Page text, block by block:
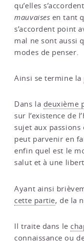
qu’elles
mauvaises en tant
s’accordent point
mal ne sont aussi
modes de penser.
Ainsi se termine la
Dans la deuxième
sur l’existence de
sujet aux passions
peut parvenir en
enfin quel est le
salut et à une
Ayant ainsi
cette partie, de la
Il traite dans le
connaissance ou